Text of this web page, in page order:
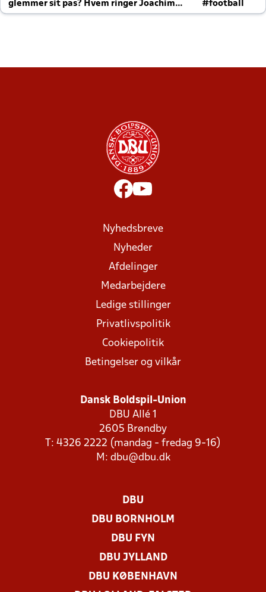
glemmer sit pas? Hvem ringer Joachim
altid til efter kampe?
#football
Nyhedsbreve
Nyheder
Afdelinger
Medarbejdere
Ledige stillinger
Privatlivspolitik
Cookiepolitik
Betingelser og vilkår
Dansk Boldspil-Union
DBU Allé 1
2605 Brøndby
T: 4326 2222 (mandag - fredag 9-16)
M: dbu@dbu.dk
DBU
DBU BORNHOLM
DBU FYN
DBU JYLLAND
DBU KØBENHAVN